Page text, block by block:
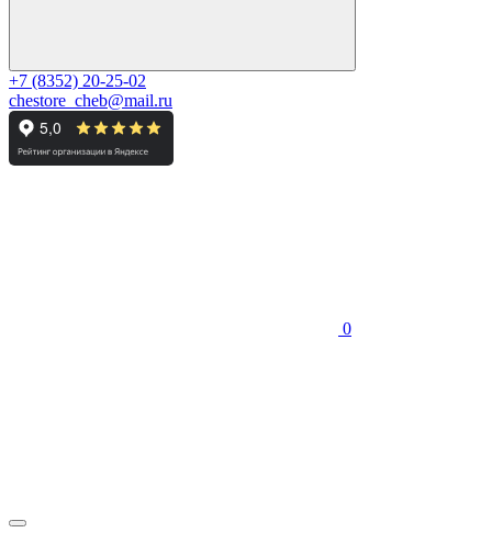
+7 (8352) 20-25-02
chestore_cheb@mail.ru
0